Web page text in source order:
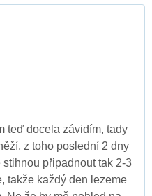
teď docela závidím, tady
z toho poslední 2 dny
připadnout tak 2-3
takže každý den lezeme